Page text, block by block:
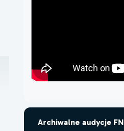
Archiwalne audycje FN